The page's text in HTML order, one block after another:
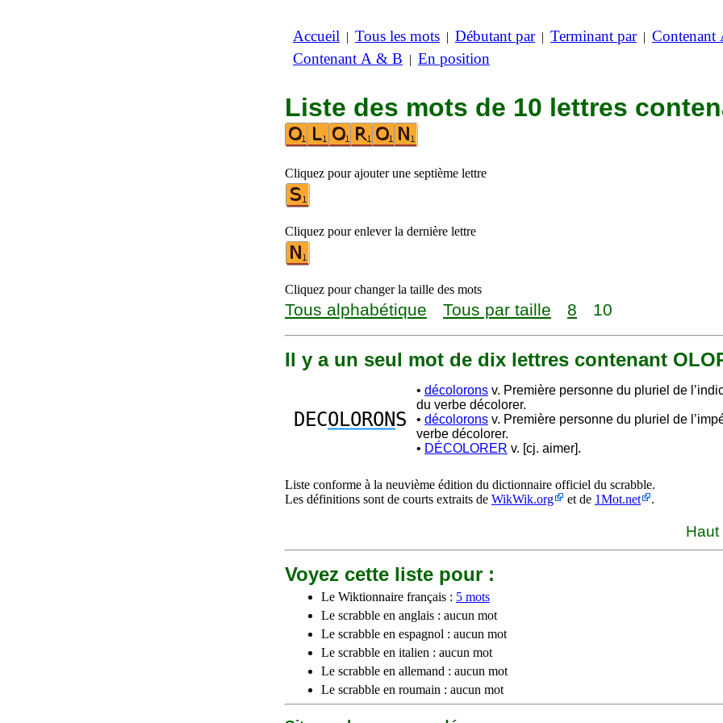
Accueil | Tous les mots | Débutant par| Terminant par| Contenant
Contenant A & B | En position
Liste des mots de 10 lettres
Cliquez pour ajouter une septième lettre
Cliquez pour enlever la dernière lettre
Cliquez pour changer la taille des mots
Tous alphabétique Tous par taille 8 10
Il y a un seul mot de dix lettres contenant
DECOLORONS
• décolorons v. Première personne du pluriel de
du verbe décolorer.
• décolorons v. Première personne du pluriel de
verbe décolorer.
• DÉCOLORER v. [cj. aimer].
Liste conforme à la neuvième édition du dictionnaire officiel du scrabble.
Les définitions sont de courts extraits de WikWik.org et de 1Mot.net .
Haut
Voyez cette liste pour :
Le Wiktionnaire français : 5 mots
Le scrabble en anglais : aucun mot
Le scrabble en espagnol : aucun mot
Le scrabble en italien : aucun mot
Le scrabble en allemand : aucun mot
Le scrabble en roumain : aucun mot